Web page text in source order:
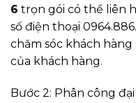
6 trọn gói có thể liên
số điện thoại
chăm sóc khách
của khách hàng.
Bước 2: Phân công